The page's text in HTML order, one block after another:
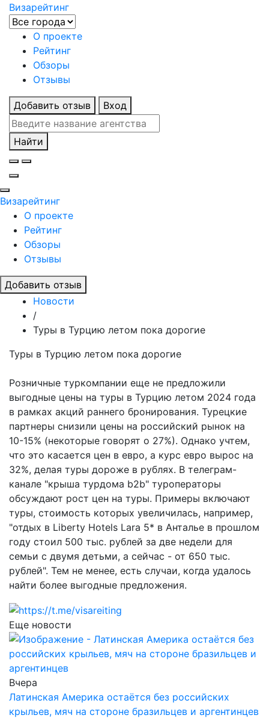
Визарейтинг
О проекте
Рейтинг
Обзоры
Отзывы
Добавить отзыв Вход
Найти
Визарейтинг
О проекте
Рейтинг
Обзоры
Отзывы
Добавить отзыв
Новости
/
Туры в Турцию летом пока дорогие
Туры в Турцию летом пока дорогие
Розничные туркомпании еще не предложили
выгодные цены на туры в Турцию летом 2024 года
в рамках акций раннего бронирования. Турецкие
партнеры снизили цены на российский рынок на
10-15% (некоторые говорят о 27%). Однако учтем,
что это касается цен в евро, а курс евро вырос на
32%, делая туры дороже в рублях. В телеграм-
канале "крыша турдома b2b" туроператоры
обсуждают рост цен на туры. Примеры включают
туры, стоимость которых увеличилась, например,
"отдых в Liberty Hotels Lara 5* в Анталье в прошлом
году стоил 500 тыс. рублей за две недели для
семьи с двумя детьми, а сейчас - от 650 тыс.
рублей". Тем не менее, есть случаи, когда удалось
найти более выгодные предложения.
Еще новости
Вчера
Латинская Америка остаётся без российских
крыльев, мяч на стороне бразильцев и аргентинцев